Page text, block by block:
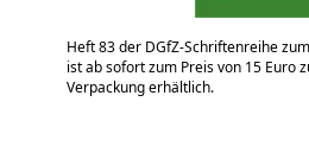
Heft 83 der DGfZ-Schriftenreihe
ist ab sofort zum Preis von 15 Euro
Verpackung erhältlich.